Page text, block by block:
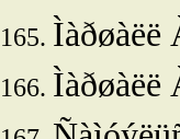
Ìàðøàëë
Ìàðøàëë